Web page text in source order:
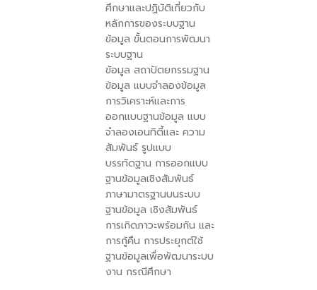
ศึกษาและปฏิบัติเกี่ยวกับ
หลักการของระบบฐาน
ข้อมูล ขั้นตอนการพัฒนา
ระบบฐาน
ข้อมูล สถาปัตยกรรมฐาน
ข้อมูล แบบจำลองข้อมูล
การวิเคราะห์และการ
ออกแบบฐานข้อมูล แบบ
จำลองเอนทิตี้และ ความ
สัมพันธ์ รูปแบบ
บรรทัดฐาน การออกแบบ
ฐานข้อมูลเชิงสัมพันธ์
ภาษามาตรฐานบนระบบ
ฐานข้อมูล เชิงสัมพันธ์
การเกิดภาวะพร้อมกัน และ
การกู้คืน การประยุกต์ใช้
ฐานข้อมูลเพื่อพัฒนาระบบ
งาน กรณีศึกษา